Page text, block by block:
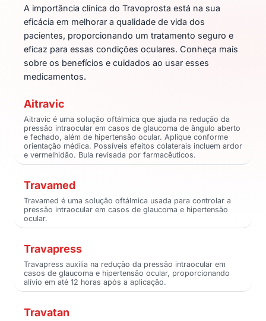
A importância clínica do Travoprosta está na sua
eficácia em melhorar a qualidade de vida dos
pacientes, proporcionando um tratamento seguro e
eficaz para essas condições oculares. Conheça mais
sobre os benefícios e cuidados ao usar esses
medicamentos.
Aitravic
Aitravic é uma solução oftálmica que ajuda na redução da
pressão intraocular em casos de glaucoma de ângulo aberto
e fechado, além de hipertensão ocular. Aplique conforme
orientação médica. Possíveis efeitos colaterais incluem ardor
e vermelhidão. Bula revisada por farmacêuticos.
Travamed
Travamed é uma solução oftálmica usada para controlar a
pressão intraocular em casos de glaucoma e hipertensão
ocular.
Travapress
Travapress auxilia na redução da pressão intraocular em
casos de glaucoma e hipertensão ocular, proporcionando
alívio em até 12 horas após a aplicação.
Travatan